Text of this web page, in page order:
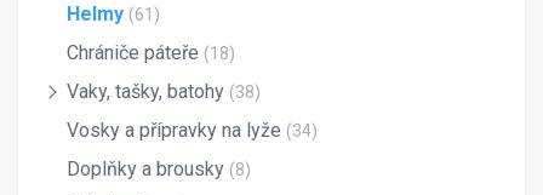
Helmy (61)
Chrániče páteře (18)
Vaky, tašky, batohy (38)
Vosky a přípravky na lyže (34)
Doplňky a brousky (8)